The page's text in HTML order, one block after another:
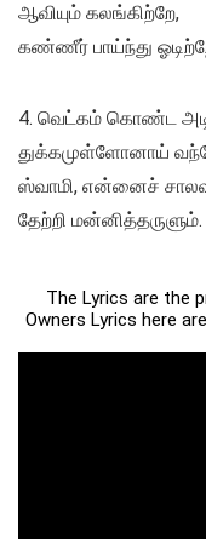
ஆவியும் கலங்கிற்றே,
கண்ணீர் பாய்ந்து
4. வெட்கம் கொண்ட
துக்கமுள்ளோனாய்
ஸ்வாமி, என்னைச்
தேற்றி மன்னித்தருளும்.
The Lyrics are the
Owners Lyrics here